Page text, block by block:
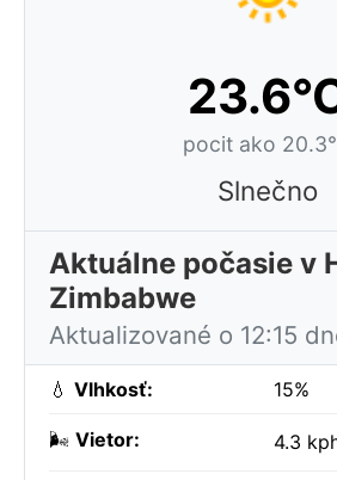
pocit ako
Slnečno
Aktuálne počasie v
Zimbabwe
Aktualizované o 12:15
💧 Vlhkosť: 15%
🌬️ Vietor: 4.3